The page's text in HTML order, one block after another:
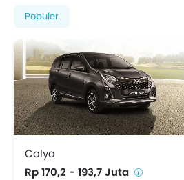
Odometer Digital
Tachometer
Electronic Multi Tripmeter
Jam Digital
Kursi Pengemudi Dengan Penyesuai Ketinggian
Vehicle Stability Control System
Keyless Entry
Engine Check Warning
EBD (Electronic Brake Distribution)
Populer
Calya
Rp 170,2 - 193,7 Juta